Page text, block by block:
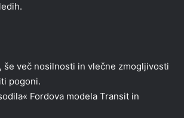
še več nosilnosti in vlečne zmogljivosti
pogoni.
Fordova modela Transit in